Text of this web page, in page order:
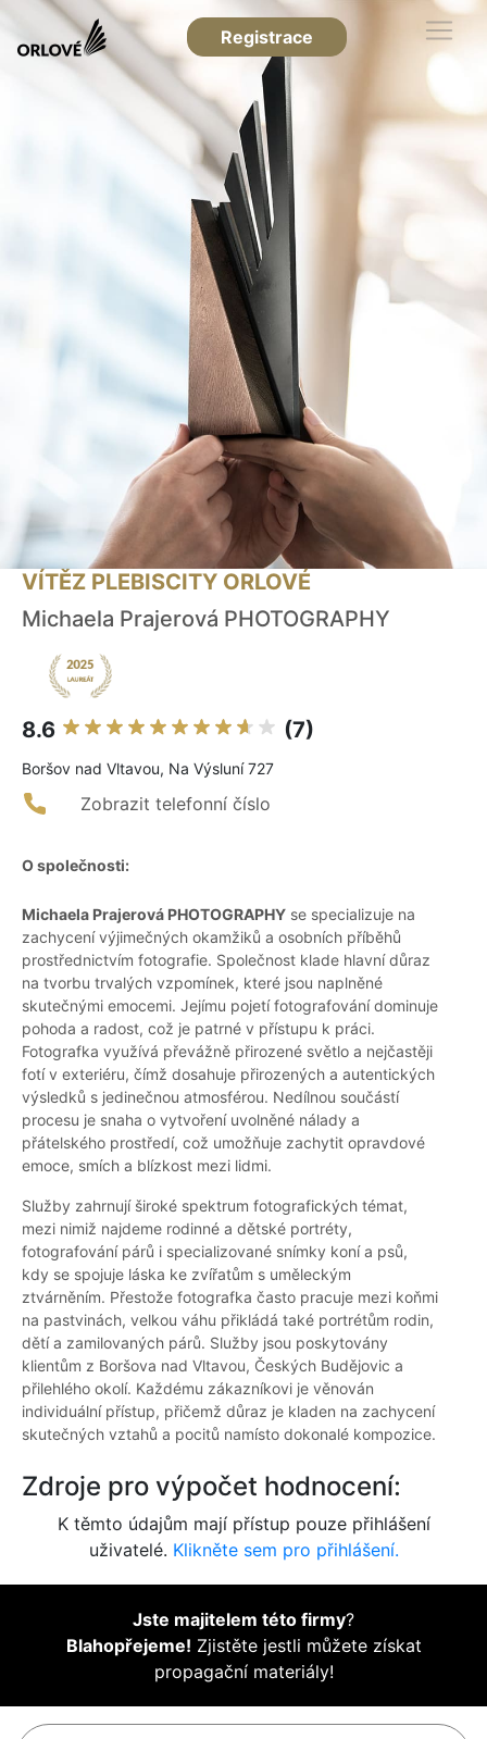
Registrace
VÍTĚZ PLEBISCITY ORLOVÉ
Michaela Prajerová PHOTOGRAPHY
8.6 (7)
Boršov nad Vltavou, Na Výsluní 727
Zobrazit telefonní číslo
O společnosti:
Michaela Prajerová PHOTOGRAPHY se specializuje na
zachycení výjimečných okamžiků a osobních příběhů
prostřednictvím fotografie. Společnost klade hlavní důraz
na tvorbu trvalých vzpomínek, které jsou naplněné
skutečnými emocemi. Jejímu pojetí fotografování dominuje
pohoda a radost, což je patrné v přístupu k práci.
Fotografka využívá převážně přirozené světlo a nejčastěji
fotí v exteriéru, čímž dosahuje přirozených a autentických
výsledků s jedinečnou atmosférou. Nedílnou součástí
procesu je snaha o vytvoření uvolněné nálady a
přátelského prostředí, což umožňuje zachytit opravdové
emoce, smích a blízkost mezi lidmi.
Služby zahrnují široké spektrum fotografických témat,
mezi nimiž najdeme rodinné a dětské portréty,
fotografování párů i specializované snímky koní a psů,
kdy se spojuje láska ke zvířatům s uměleckým
ztvárněním. Přestože fotografka často pracuje mezi koňmi
na pastvinách, velkou váhu přikládá také portrétům rodin,
dětí a zamilovaných párů. Služby jsou poskytovány
klientům z Boršova nad Vltavou, Českých Budějovic a
přilehlého okolí. Každému zákazníkovi je věnován
individuální přístup, přičemž důraz je kladen na zachycení
skutečných vztahů a pocitů namísto dokonalé kompozice.
Zdroje pro výpočet hodnocení:
K těmto údajům mají přístup pouze přihlášení
uživatelé. Klikněte sem pro přihlášení.
Jste majitelem této firmy?
Blahopřejeme! Zjistěte jestli můžete získat
propagační materiály!